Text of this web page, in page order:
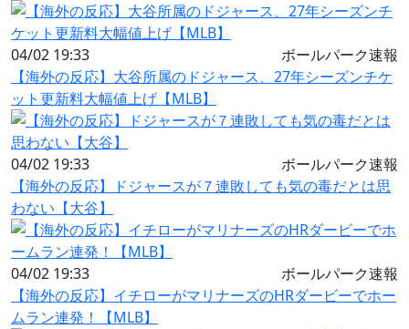
04/02 19:33
ボールパーク速報
【海外の反応】大谷所属のドジャース、27年シーズンチケ
ット更新料大幅値上げ【MLB】
04/02 19:33
ボールパーク速報
【海外の反応】ドジャースが７連敗しても気の毒だとは思
わない【大谷】
04/02 19:33
ボールパーク速報
【海外の反応】イチローがマリナーズのHRダービーでホー
ムラン連発！【MLB】